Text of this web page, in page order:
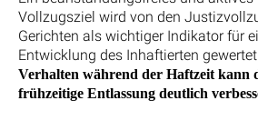
Vollzugsziel wird von den
Gerichten als wichtiger Indikator für
Entwicklung des Inhaftierten
Verhalten während der Haftzeit kann
frühzeitige Entlassung deutlich